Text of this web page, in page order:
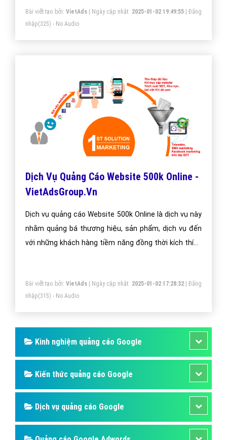
Bài viết tạo bởi: VietAds| Ngày cập nhật: 2025-01-02 19:49:55|Đăng
nhập(325) - No Audio
Dịch Vụ Quảng Cáo Website 500k Online -
VietAdsGroup.Vn
Dịch vụ quảng cáo Website 500k Online là dịch vụ này
nhằm quảng bá thương hiệu, sản phẩm, dịch vụ đến
với những khách hàng tiềm năng đồng thời kích thích
Bài viết tạo bởi: VietAds| Ngày cập nhật: 2025-01-02 17:28:32|Đăng
nhập(315) - No Audio
Kinh nghiệm quảng cáo Google
Kiến thức quảng cáo Google
Dịch vụ quảng cáo Google